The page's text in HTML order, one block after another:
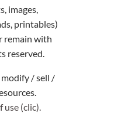
images,
printables)
remain with
reserved.
/ sell /
use (clic).